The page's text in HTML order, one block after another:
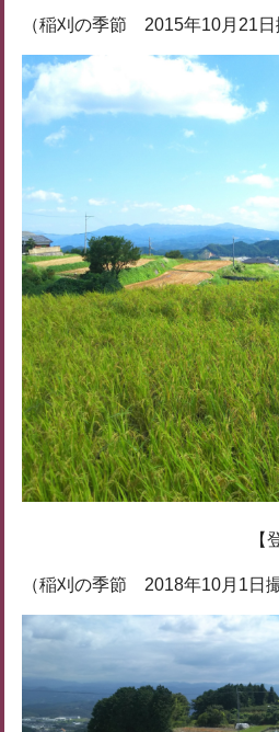
（稲刈の季節 2015年10月21日
【
（稲刈の季節 2018年10月1日撮